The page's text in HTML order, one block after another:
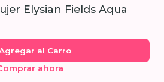
Elysian Fields Aqua
al Carro
ahora